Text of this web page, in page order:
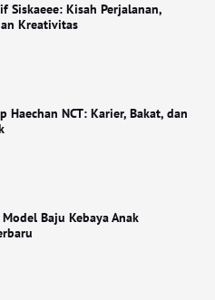
Siskaeee: Kisah Perjalanan,
Kreativitas
Haechan NCT: Karier, Bakat, dan
Baju Kebaya Anak